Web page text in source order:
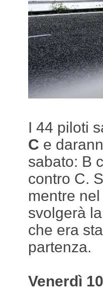
I 44 piloti
C e
sabato: B
contro C.
mentre
svolgerà
che era
partenza.
Venerdì